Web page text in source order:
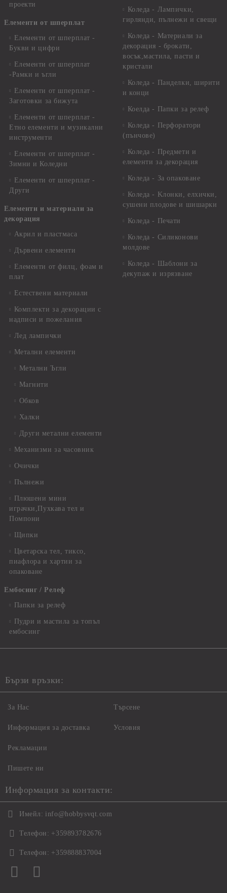
проекти
Елементи от шперплат
Елементи от шперплат -
Букви и цифри
Елементи от шперплат
-Рамки и ъгли
Елементи от шперплат -
Заготовки за бижута
Елементи от шперплат -
Етно елементи и музикални
инструменти
Елементи от шперплат -
Зимни и Коледни
Елементи от шперплат -
Други
Елементи и материали за
декорация
Акрил и пластмаса
Дървени елементи
Елементи от филц, фоам и
плат
Естествени материали
Комплекти за декорации с
надписи и пожелания
Лед лампички
Метални елементи
Метални Ъгли
Магнити
Обков
Халки
Други метални елементи
Механизми за часовник
Очички
Пълнежи
Плюшени мини
играчки,Пухкава тел и
Помпони
Щипки
Цветарска тел, тиксо,
пиафлора и хартии за
опаковане
Ембосинг / Релеф
Папки за релеф
Пудри и мастила за топъл
ембосинг
Коледа - Лампички,
гирлянди, пълнежи и свещи
Коледа - Материали за
декорация - брокати,
восък,мастила, пасти и
кристали
Коледа - Панделки, ширити
и конци
Коелда - Папки за релеф
Коледа - Перфоратори
(пънчове)
Коледа - Предмети и
елементи за декорация
Коледа - За опаковане
Коледа - Kлонки, елхички,
сушени плодове и шишарки
Коледа - Печати
Коледа - Силиконови
молдове
Коледа - Шаблони за
декупаж и изрязване
Бързи връзки:
За Нас
Информация за доставка
Рекламации
Пишете ни
Търсене
Условия
Информация за контакти:
Имейл: info@hobbysvqt.com
Телефон: +359893782676
Телефон: +359888837004